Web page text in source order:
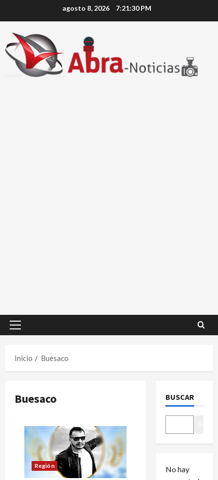
agosto 8, 2026 7:21:30 PM
Menú
Inicio
Buesaco
Buesaco
Región
BUSCAR
No hay